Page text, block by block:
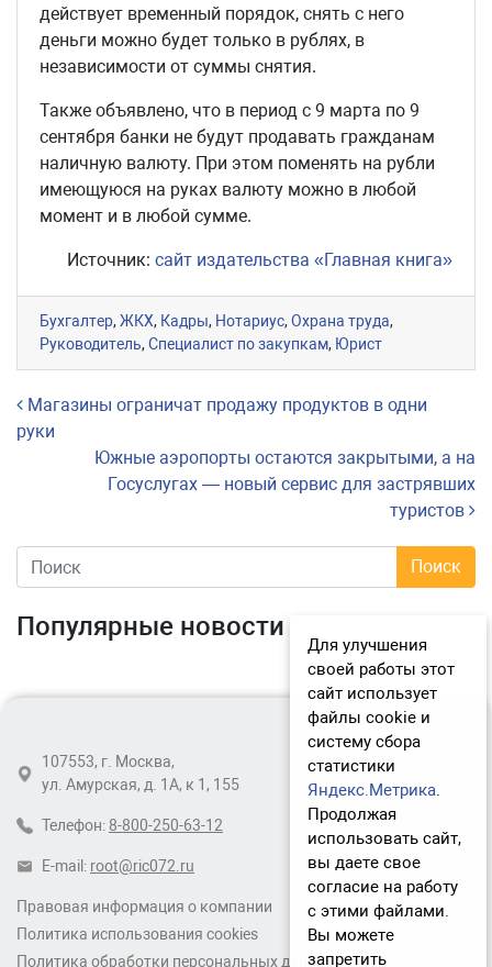
действует временный порядок, снять с него
деньги можно будет только в рублях, в
независимости от суммы снятия.
Также объявлено, что в период с 9 марта по 9
сентября банки не будут продавать гражданам
наличную валюту. При этом поменять на рубли
имеющуюся на руках валюту можно в любой
момент и в любой сумме.
Источник: сайт издательства «Главная книга»
Бухгалтер,ЖКХ, Кадры, Нотариус,Охрана труда,
Руководитель,Специалист по закупкам, Юрист
Навигация по записям
Магазины ограничат продажу продуктов в одни
руки
Южные аэропорты остаются закрытыми, а на
Госуслугах — новый сервис для застрявших
туристов
Популярные новости
Правовая информация о компании
Политика использования cookies
Политика обработки персональных данных
107553, г. Москва,
ул. Амурская, д. 1А, к 1, 155
Телефон: 8-800-250-63-12
E-mail: root@ric072.ru
Для улучшения
своей работы этот
сайт использует
файлы cookie и
систему сбора
статистики
Яндекс.Метрика.
Продолжая
использовать сайт,
вы даете свое
согласие на работу
с этими файлами.
Вы можете
запретить